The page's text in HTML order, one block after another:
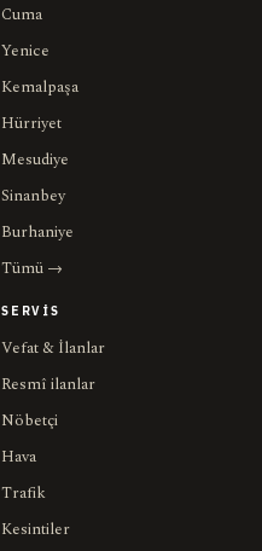
Cuma
Yenice
Kemalpaşa
Hürriyet
Mesudiye
Sinanbey
Burhaniye
Tümü →
SERVIS
Vefat & İlanlar
Resmî ilanlar
Nöbetçi
Hava
Trafik
Kesintiler